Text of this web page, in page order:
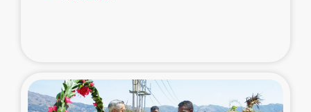
スリランカの南北女性をつなぐサリー・リサイクル・プロ